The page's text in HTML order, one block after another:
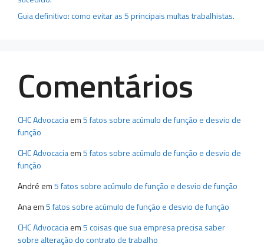
Guia definitivo: como evitar as 5 principais multas trabalhistas.
Comentários
CHC Advocaciaem5 fatos sobre acúmulo de função e desvio de
função
CHC Advocaciaem5 fatos sobre acúmulo de função e desvio de
função
André em5 fatos sobre acúmulo de função e desvio de função
Anaem5 fatos sobre acúmulo de função e desvio de função
CHC Advocaciaem5 coisas que sua empresa precisa saber
sobre alteração do contrato de trabalho